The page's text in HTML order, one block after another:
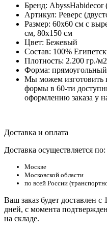
Бренд: AbyssHabidecor
Артикул: Реверс
Размер: 60х60 см с
см, 80х150 см
Цвет: Бежевый
Состав: 100%
Плотность: 2.200 гр./м2
Форма: прямоугольный
Мы можем изготовить
формы в 60-ти
оформлению заказа у
Доставка и оплата
Доставка осуществляется по:
Москве
Московской области
по всей России
Ваш заказ будет доставлен
дней, с момента
на складе.